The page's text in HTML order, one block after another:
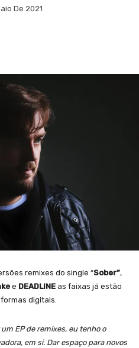
De 2021
remixes do single “Sober”,
e DEADLINE as faixas já estão
digitais.
EP de remixes, eu tenho o
em si. Dar espaço para novos